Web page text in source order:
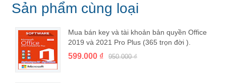
Sản phẩm cùng loại
Mua bán key và tài khoản bản quyền Office
2019 và 2021 Pro Plus (365 trọn đời ).
599.000 ₫ 950.000 ₫